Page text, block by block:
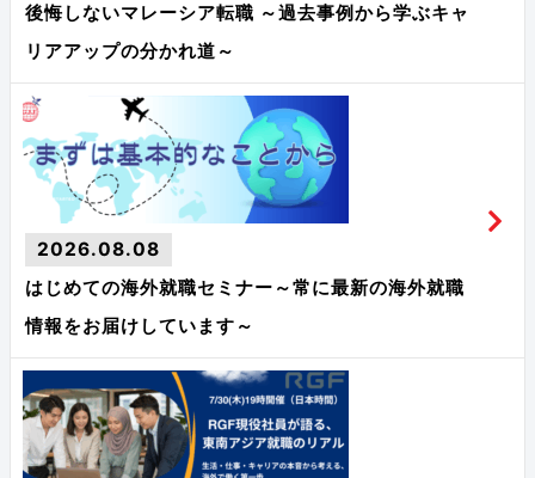
後悔しないマレーシア転職 ～過去事例から学ぶキャ
リアアップの分かれ道～
2026.08.08
はじめての海外就職セミナー～常に最新の海外就職
情報をお届けしています～